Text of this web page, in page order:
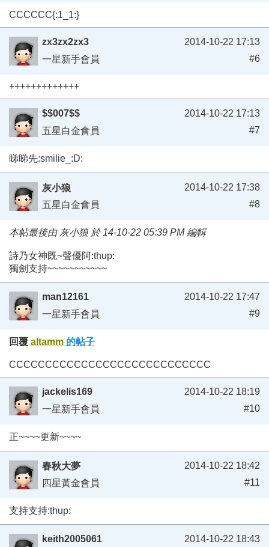
CCCCCC{:1_1:}
zx3zx2zx3
一星新手會員
2014-10-22 17:13
#6
+++++++++++++
$$007$$
五星白金會員
2014-10-22 17:13
#7
睇睇先:smilie_:D:
灰小狼
五星白金會員
2014-10-22 17:38
#8
本帖最後由 灰小狼 於 14-10-22 05:39 PM 編輯
詩乃女神既~聲優阿:thup:
獨劍支持~~~~~~~~~~~
man12161
一星新手會員
2014-10-22 17:47
#9
回覆 altamm 的帖子
CCCCCCCCCCCCCCCCCCCCCCCCCCCC
jackelis169
一星新手會員
2014-10-22 18:19
#10
正~~~~更新~~~~
春秋大夢
四星黃金會員
2014-10-22 18:42
#11
支持支持:thup:
keith2005061
2014-10-22 18:43